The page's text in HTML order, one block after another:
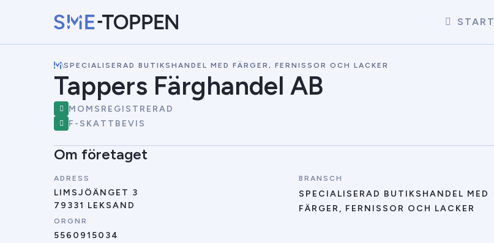
START
\SPECIALISERAD BUTIKSHANDEL MED FÄRGER, FERNISSOR OCH LACKER
Tappers Färghandel AB
MOMSREGISTRERAD
F-SKATTBEVIS
Om företaget
ADRESS
LIMSJÖÄNGET 3
79331 LEKSAND
BRANSCH
SPECIALISERAD BUTIKSHANDEL MED
FÄRGER, FERNISSOR OCH LACKER
ORGNR
5560915034